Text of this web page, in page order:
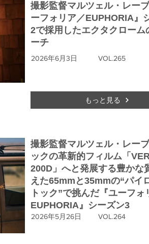
撮影監督マルツェル・レー
ーフォリア／EUPHORIA』
2で採用したエクタクローム
ーチ
2026年6月3日 VOL.265
もっと見る
撮影監督マルツェル・レー
ックの革新的フィルム「
200D」へと発展する豊かな
えた65mmと35mmの“パイ
トック”で挑んだ『ユーフォ
EUPHORIA』シーズン3
2026年5月26日 VOL.264